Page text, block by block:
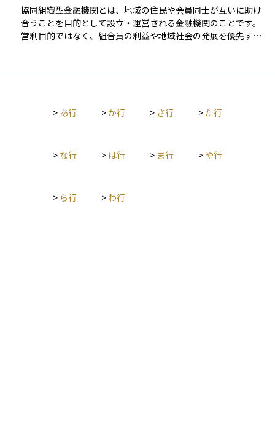
ン、債券などの価格や収益に影響を与えるため、金利や利率に
注目することはとても大切です。特に経済状況や中央銀行の政
策によって金利は変動するため、それを理解しておくことでよ
り良い投資判断につながります。
協同組織型金融機関とは、地域の住民や会員同士が互いに助け
合うことを目的として設立・運営される金融機関のことです。
営利目的ではなく、組合員の利益や地域社会の発展を優先する
組合員が顧客でもあり、運営方針にも参加できる点が特徴で
献しています。営利追求型の民間銀行とは異なり、利益は組合
> あ行 >か行 > さ行 > た行
> な行 > は行 > ま行 > や行
> ら行 > わ行